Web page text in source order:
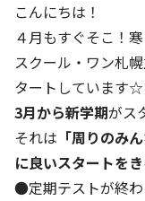
こんにちは！
４月もすぐそこ！
スクール・ワン札
タートしています☆
3月から新学期がス
それは 「周りのみ
に良いスタートをき
●定期テストが終わ